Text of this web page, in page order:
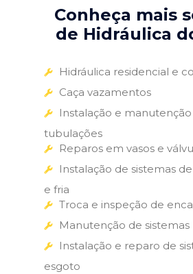
Conheça mais
de Hidráulica
Hidráulica residencial e
Caça vazamentos
Instalação e
tubulações
Reparos em vasos e
Instalação de sistemas
e fria
Troca e inspeção de
Manutenção de sistemas
Instalação e reparo de
esgoto